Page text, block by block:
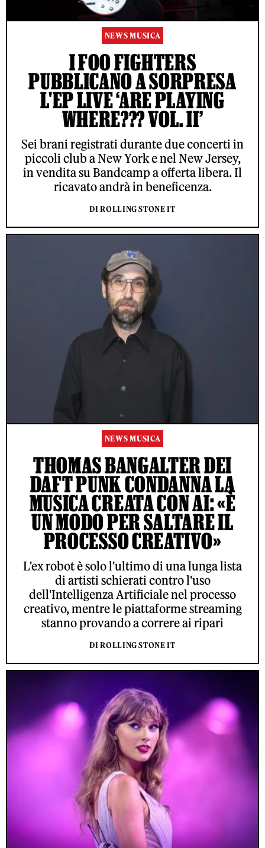
NEWS MUSICA
I FOO FIGHTERS
PUBBLICANO A SORPRESA
L'EP LIVE ‘ARE PLAYING
WHERE??? VOL. II’
Sei brani registrati durante due concerti in
piccoli club a New York e nel New Jersey,
in vendita su Bandcamp a offerta libera. Il
ricavato andrà in beneficenza.
DI ROLLING STONE IT
NEWS MUSICA
THOMAS BANGALTER DEI
DAFT PUNK CONDANNA LA
MUSICA CREATA CON AI: «È
UN MODO PER SALTARE IL
PROCESSO CREATIVO»
L'ex robot è solo l'ultimo di una lunga lista
di artisti schierati contro l'uso
dell'Intelligenza Artificiale nel processo
creativo, mentre le piattaforme streaming
stanno provando a correre ai ripari
DI ROLLING STONE IT